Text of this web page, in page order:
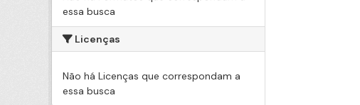
essa busca
Licenças
Não há Licenças que correspondam a
essa busca